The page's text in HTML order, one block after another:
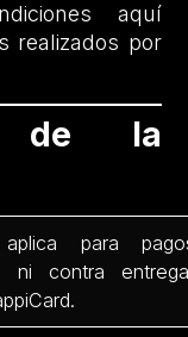
aquí
realizados por
de la
para
ni contra